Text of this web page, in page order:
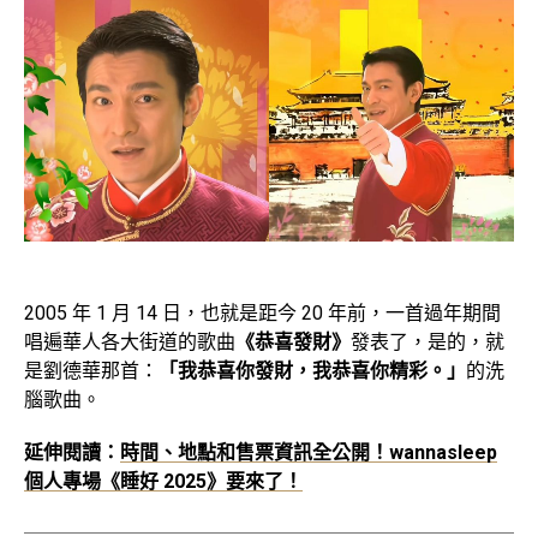
2005 年 1 月 14 日，也就是距今 20 年前，一首過年期間
唱遍華人各大街道的歌曲 《恭喜發財》 發表了，是的，就
是劉德華那首：
「我恭喜你發財，我恭喜你精彩。」 的洗
腦歌曲。
延伸閱讀： 時間、地點和售票資訊全公開！wannasleep
個人專場《睡好 2025》要來了！